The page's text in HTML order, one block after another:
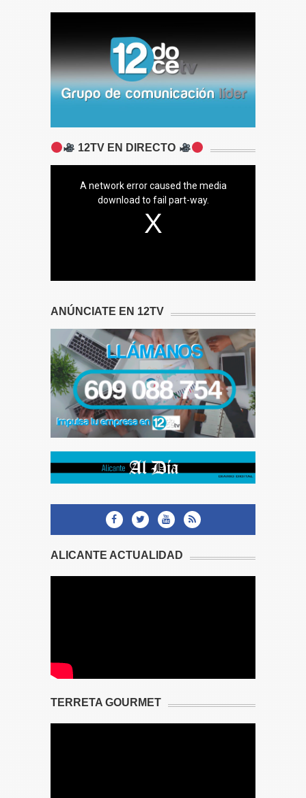
12TV EN DIRECTO
A network error caused the media
download to fail part-way.
ANÚNCIATE EN 12TV
ALICANTE ACTUALIDAD
TERRETA GOURMET